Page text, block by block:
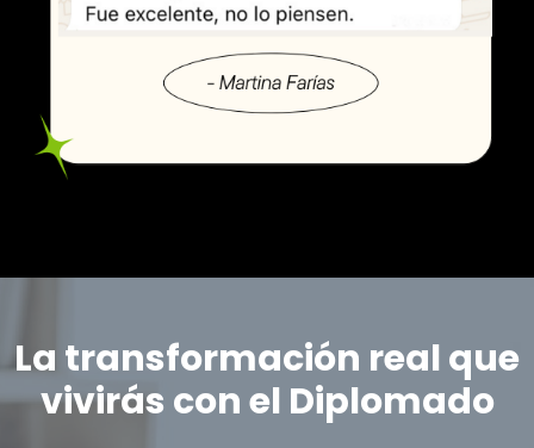
La transformación real que
vivirás con el Diplomado